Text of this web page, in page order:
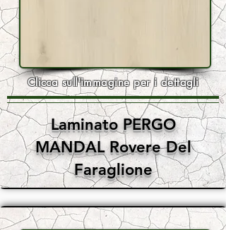
Clicca sull'immagine per i dettagli
Laminato PERGO
MANDAL Rovere Del
Faraglione